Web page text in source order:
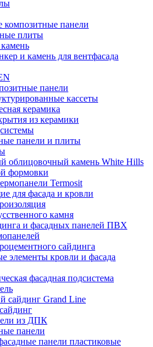
панели
плиты
и камень для вентфасада
панели
кассеты
керамика
из керамики
панели и плиты
облицовочный камень White Hills
формовки
Termosit
для фасада и кровли
камня
и фасадных панелей ПВХ
сайдинга
элементы кровли и фасада
фасадная подсистема
сайдинг Grand Line
из ДПК
панели
панели пластиковые